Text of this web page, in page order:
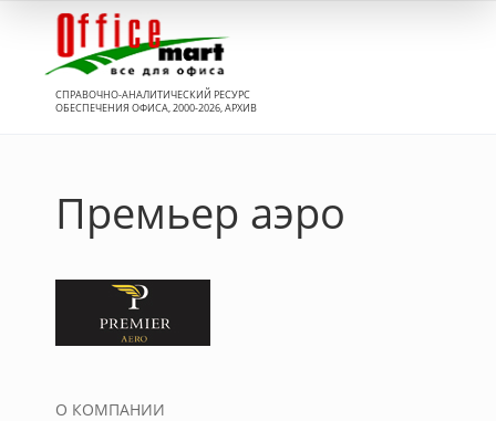
СПРАВОЧНО-АНАЛИТИЧЕСКИЙ РЕСУРС
ОБЕСПЕЧЕНИЯ ОФИСА, 2000-2026, АРХИВ
Премьер аэро
О КОМПАНИИ